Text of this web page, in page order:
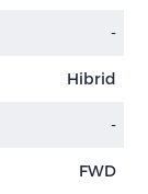
-
Hibrid
-
FWD